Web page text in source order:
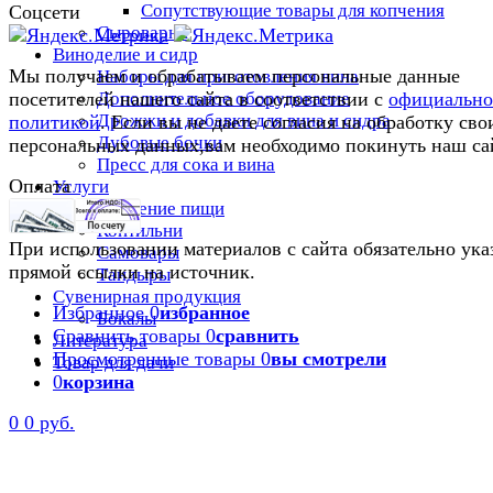
Сопутствующие товары для копчения
Сыроварни
Виноделие и сидр
Наборы для приготовления вина
Дополнительное оборудование
Дрожжи и добавки для вина и сидра
Дубовые бочки
Пресс для сока и вина
Услуги
Приготовление пищи
Коптильни
Самовары
Тандыры
Сувенирная продукция
Бокалы
Литература
Товар для дачи
Соцсети
Мы получаем и обрабатываем персональные данные
посетителей нашего сайта в соответствии с
политикой. Если вы не даете согласия на обработку
персональных данных,вам необходимо покинуть наш
Оплата
При использовании материалов с сайта обязательно
прямой ссылки на источник.
Избранное 0избранное
Сравнить товары 0сравнить
Просмотренные товары 0вы смотрели
0корзина
0 0 руб.